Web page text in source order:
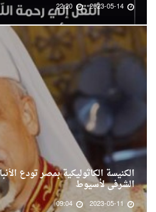
2023-05-14
22:20
الكنيسة الكاثوليكية بمصر تودع
الشرفى لأسيوط
2023-05-11
09:04